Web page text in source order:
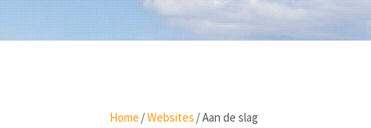
Home /Websites /Aan de slag